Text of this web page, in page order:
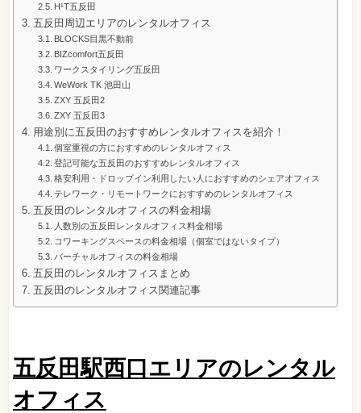
H¹T五反田
五反田周辺エリアのレンタルオフィス
BLOCKS目黒不動前
BIZcomfort五反田
ワークスタイリング五反田
WeWork TK 池田山
ZXY 五反田2
ZXY 五反田3
用途別に五反田のおすすめレンタルオフィスを紹介！
個室重視の方におすすめのレンタルオフィス
登記可能な五反田のおすすめレンタルオフィス
格安利用・ドロップイン利用したい人におすすめのシェアオフィス
テレワーク・リモートワークにおすすめのレンタルオフィス
五反田のレンタルオフィスの料金相場
人数別の五反田レンタルオフィス料金相場
コワーキングスペースの料金相場（個室ではないタイプ）
バーチャルオフィスの料金相場
五反田のレンタルオフィスまとめ
五反田のレンタルオフィス関連記事
五反田駅西口エリアのレンタル
オフィス